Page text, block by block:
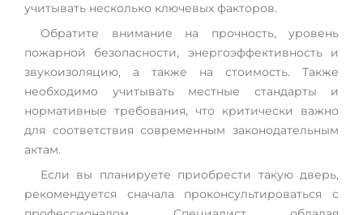
учитывать несколько ключевых факторов.
Обратите внимание на прочность, уровень
пожарной безопасности, энергоэффективность и
звукоизоляцию, а также на стоимость. Также
необходимо учитывать местные стандарты и
нормативные требования, что критически важно
для соответствия современным законодательным
актам.
Если вы планируете приобрести такую дверь,
рекомендуется сначала проконсультироваться с